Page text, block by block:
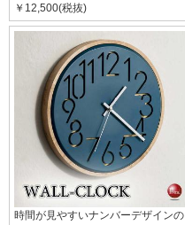
￥12,500(税抜)
時間が見やすいナンバーデザインの